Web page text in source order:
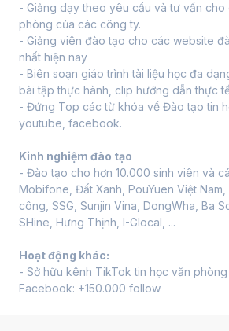
- Giảng dạy theo yêu cầu và tư vấn cho
phòng của các công ty.
- Giảng viên đào tạo cho các website
nhất hiện nay
- Biên soạn giáo trình tài liệu học đa
bài tập thực hành, clip hướng dẫn thực
- Đứng Top các từ khóa về Đào tạo tin
youtube, facebook.
Kinh nghiệm đào tạo
- Đào tạo cho hơn 10.000 sinh viên và
Mobifone, Đất Xanh, PouYuen Việt Nam,
công, SSG, Sunjin Vina, DongWha, Ba
SHine, Hưng Thịnh, I-Glocal, ...
Hoạt động khác:
- Sở hữu kênh TikTok tin học văn
Facebook: +150.000 follow